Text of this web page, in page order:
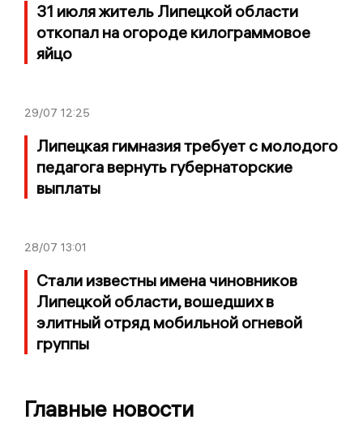
31 июля житель Липецкой области
откопал на огороде килограммовое
яйцо
29/07 12:25
Липецкая гимназия требует с молодого
педагога вернуть губернаторские
выплаты
28/07 13:01
Стали известны имена чиновников
Липецкой области, вошедших в
элитный отряд мобильной огневой
группы
Главные новости